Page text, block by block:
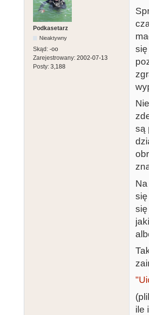
Podkasetarz
Nieaktywny
Skąd: -oo
Zarejestrowany: 2002-07-13
Posty: 3,188
są
się
ile